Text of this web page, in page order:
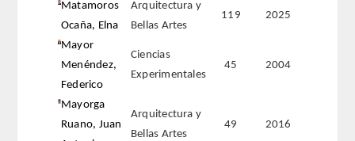
Matamoros
Ocaña, Elna
Arquitectura y
Bellas Artes
119 2025
Mayor
Menéndez,
Federico
Ciencias
Experimentales
45 2004
Mayorga
Ruano, Juan
Arquitectura y
Bellas Artes
49 2016